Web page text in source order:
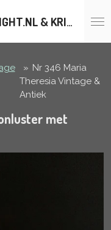
GROENENSTEYN-LIGHT.NL & KRISTALLENLUSTERS.BE
» Nr 346 Maria
Theresia Vintage &
Antiek
met